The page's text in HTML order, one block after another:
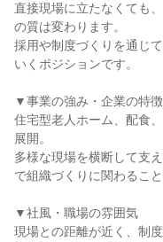
直接現場に立たなくても
の質は変わります。
採用や制度づくりを通じ
いくポジションです。
▼事業の強み・企業の特徴
住宅型老人ホーム、配食
展開。
多様な現場を横断して支
で組織づくりに関わること
▼社風・職場の雰囲気
現場との距離が近く、制